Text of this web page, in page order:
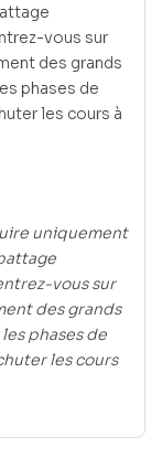
vous sur
des grands
phases de
les cours à
uniquement
vous sur
des grands
phases de
les cours